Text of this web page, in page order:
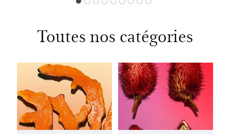
Toutes nos catégories